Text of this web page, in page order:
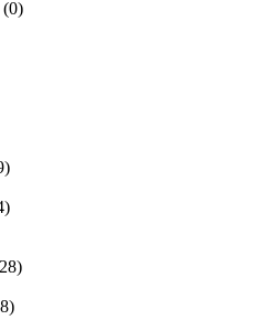
éveseknek
felső tagozatosoknak